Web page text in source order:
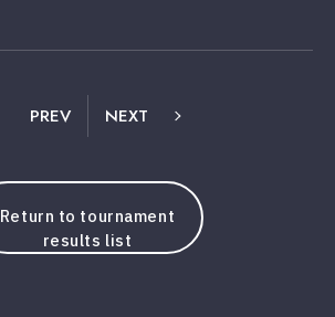
PREV NEXT
Return to tournament
results list